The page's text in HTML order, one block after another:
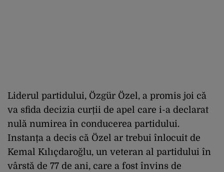
Liderul partidului, Özgür Özel, a promis joi că
va sfida decizia curții de apel care i-a declarat
nulă numirea în conducerea partidului.
Instanța a decis că Özel ar trebui înlocuit de
Kemal Kılıçdaroğlu, un veteran al partidului în
vârstă de 77 de ani, care a fost învins de